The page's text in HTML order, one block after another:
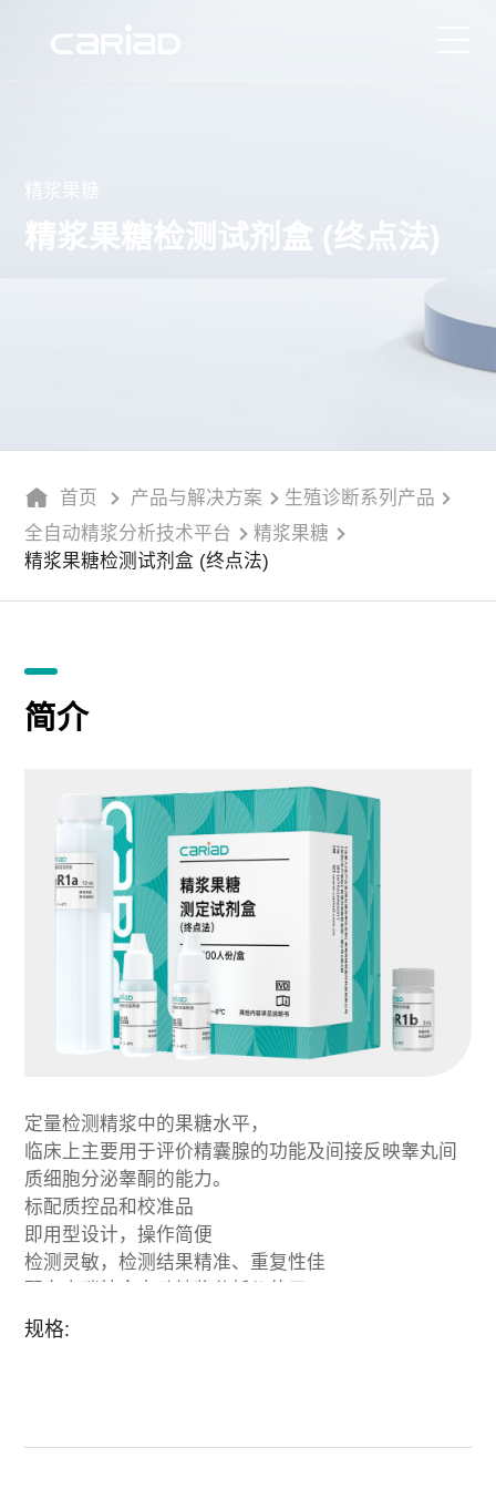
媒体中心
精浆果糖
精浆果糖检测试剂盒 (终点法)
首页 产品与解决方案
生殖诊断系列产品
全自动精浆分析技术平台
精浆果糖
精浆果糖检测试剂盒 (终点法)
简介
定量检测精浆中的果糖水平，
临床上主要用于评价精囊腺的功能及间接反映睾丸间
质细胞分泌睾酮的能力。
标配质控品和校准品
即用型设计，操作简便
检测灵敏，检测结果精准、重复性佳
规格: